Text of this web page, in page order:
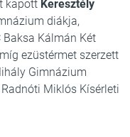
kapott Keresztély
diákja,
Baksa Kálmán Két
ezüstérmet szerzett
Gimnázium
Radnóti Miklós Kísérleti